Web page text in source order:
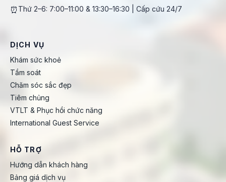
⏰ Thứ 2–6: 7:00–11:00 & 13:30–16:30 | Cấp cứu 24/7
DỊCH VỤ
Khám sức khoẻ
Tầm soát
Chăm sóc sắc đẹp
Tiêm chủng
VTLT & Phục hồi chức năng
International Guest Service
HỖ TRỢ
Hướng dẫn khách hàng
Bảng giá dịch vụ